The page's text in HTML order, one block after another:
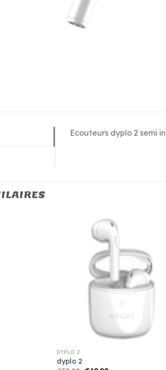
Ecouteurs dyplo 2 semi
DYPLO 2
dyplo 2